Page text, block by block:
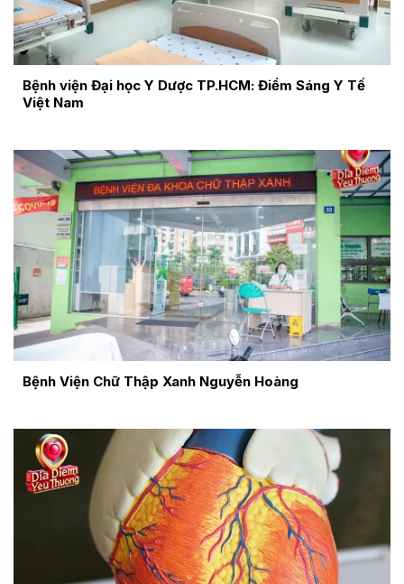
Bệnh viện Đại học Y Dược TP.HCM: Điểm Sáng Y Tế
Việt Nam
Bệnh Viện Chữ Thập Xanh Nguyễn Hoàng